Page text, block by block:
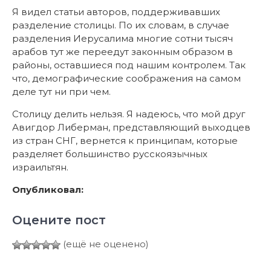
Я видел статьи авторов, поддерживавших
разделение столицы. По их словам, в случае
разделения Иерусалима многие сотни тысяч
арабов тут же переедут законным образом в
районы, оставшиеся под нашим контролем. Так
что, демографические соображения на самом
деле тут ни при чем.
Столицу делить нельзя. Я надеюсь, что мой друг
Авигдор Либерман, представляющий выходцев
из стран СНГ, вернется к принципам, которые
разделяет большинство русскоязычных
израильтян.
Опубликовал:
Оцените пост
(ещё не оценено)